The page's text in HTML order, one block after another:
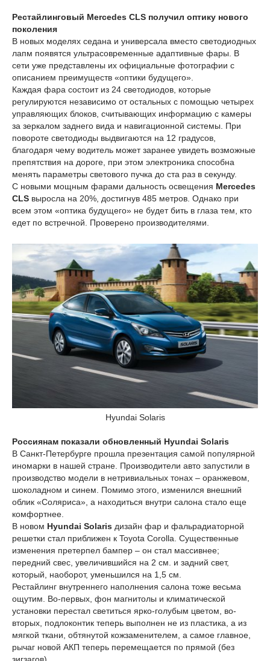
Рестайлинговый Mercedes CLS получил оптику нового
поколения
В новых моделях седана и универсала вместо светодиодных
лапм появятся ультрасовременные адаптивные фары. В
сети уже представлены их официальные фотографии с
описанием преимуществ «оптики будущего».
Каждая фара состоит из 24 светодиодов, которые
регулируются независимо от остальных с помощью четырех
управляющих блоков, считывающих информацию с камеры
за зеркалом заднего вида и навигационной системы. При
повороте светодиоды выдвигаются на 12 градусов,
благодаря чему водитель может заранее увидеть возможные
препятствия на дороге, при этом электроника способна
менять параметры светового пучка до ста раз в секунду.
С новыми мощным фарами дальность освещения Mercedes
CLS выросла на 20%, достигнув 485 метров. Однако при
всем этом «оптика будущего» не будет бить в глаза тем, кто
едет по встречной. Проверено производителями.
Hyundai Solaris
Россиянам показали обновленный Hyundai Solaris
В Санкт-Петербурге прошла презентация самой популярной
иномарки в нашей стране. Производители авто запустили в
производство модели в нетривиальных тонах – оранжевом,
шоколадном и синем. Помимо этого, изменился внешний
облик «Соляриса», а находиться внутри салона стало еще
комфортнее.
В новом Hyundai Solaris дизайн фар и фальрадиаторной
решетки стал приближен к Toyota Corolla. Существенные
изменения претерпел бампер – он стал массивнее;
передний свес, увеличившийся на 2 см. и задний свет,
который, наоборот, уменьшился на 1,5 см.
Рестайлинг внутреннего наполнения салона тоже весьма
ощутим. Во-первых, фон магнитолы и климатической
установки перестал светиться ярко-голубым цветом, во-
вторых, подлоконтик теперь выполнен не из пластика, а из
мягкой ткани, обтянутой кожзаменителем, а самое главное,
рычаг новой АКП теперь перемещается по прямой (без